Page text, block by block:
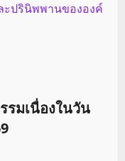
ะปรินิพพานขององค์
รมเนื่องในวัน